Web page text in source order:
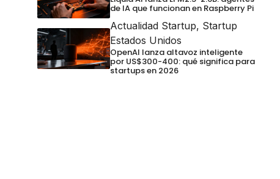
de IA que funcionan en Raspberry Pi
Actualidad Startup, Startup
Estados Unidos
OpenAI lanza altavoz inteligente
por US$300-400: qué significa para
startups en 2026